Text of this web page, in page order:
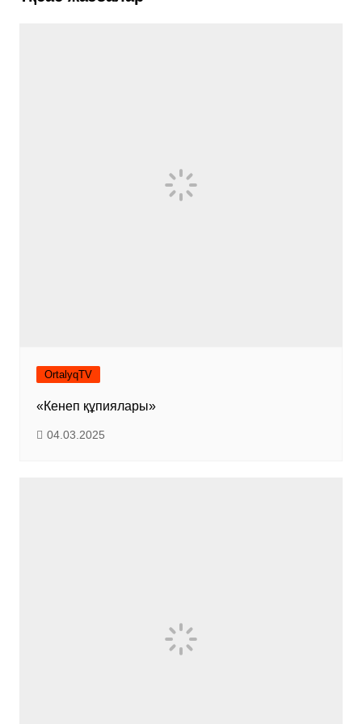
OrtalyqTV
«Кенеп құпиялары»
04.03.2025